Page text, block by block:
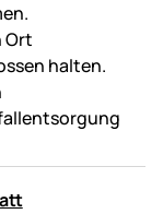
Ort
halten.